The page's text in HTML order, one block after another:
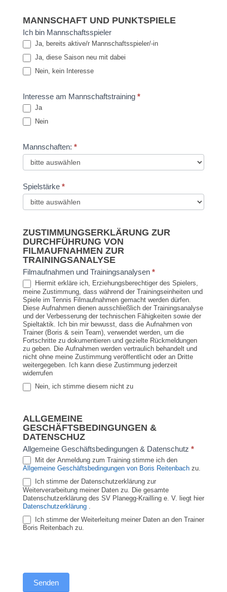
MANNSCHAFT UND PUNKTSPIELE
Ich bin Mannschaftsspieler
Ja, bereits aktive/r Mannschaftsspieler/-in
Ja, diese Saison neu mit dabei
Nein, kein Interesse
Interesse am Mannschaftstraining *
Ja
Nein
Mannschaften: *
Spielstärke *
ZUSTIMMUNGSERKLÄRUNG ZUR
DURCHFÜHRUNG VON
FILMAUFNAHMEN ZUR
TRAININGSANALYSE
Filmaufnahmen und Trainingsanalysen *
Hiermit erkläre ich, Erziehungsberechtiger des Spielers,
meine Zustimmung, dass während der Trainingseinheiten und
Spiele im Tennis Filmaufnahmen gemacht werden dürfen.
Diese Aufnahmen dienen ausschließlich der Trainingsanalyse
und der Verbesserung der technischen Fähigkeiten sowie der
Spieltaktik. Ich bin mir bewusst, dass die Aufnahmen von
Trainer (Boris & sein Team), verwendet werden, um die
Fortschritte zu dokumentieren und gezielte Rückmeldungen
zu geben. Die Aufnahmen werden vertraulich behandelt und
nicht ohne meine Zustimmung veröffentlicht oder an Dritte
weitergegeben. Ich kann diese Zustimmung jederzeit
widerrufen
Nein, ich stimme diesem nicht zu
ALLGEMEINE
GESCHÄFTSBEDINGUNGEN &
DATENSCHUZ
Allgemeine Geschäftsbedingungen & Datenschutz *
Mit der Anmeldung zum Training stimme ich den
Allgemeine Geschäftsbedingungen von Boris Reitenbachzu.
Ich stimme der Datenschutzerklärung zur
Weiterverarbeitung meiner Daten zu. Die gesamte
Datenschutzerklärung des SV Planegg-Krailling e. V. liegt hier
Datenschutzerklärung
Ich stimme der Weiterleitung meiner Daten an den Trainer
Boris Reitenbach zu.
Senden